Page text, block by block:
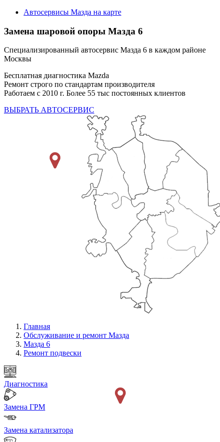
Автосервисы Мазда на карте
Замена шаровой опоры Мазда 6
Специализированный автосервис Мазда 6 в каждом районе
Москвы
Бесплатная диагностика Mazda
Ремонт строго по стандартам производителя
Работаем с 2010 г. Более 55 тыс постоянных клиентов
ВЫБРАТЬ АВТОСЕРВИС
Главная
Обслуживание и ремонт Мазда
Мазда 6
Ремонт подвески
Диагностика
Замена ГРМ
Замена катализатора